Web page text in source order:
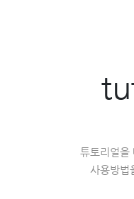
튜토리얼을
사용방법